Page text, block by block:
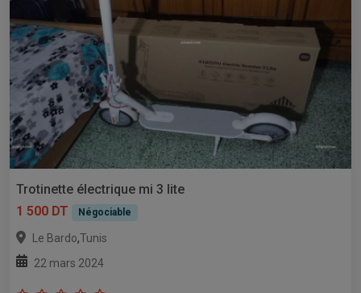
Trotinette électrique mi 3 lite
1 500 DT
Négociable
Le Bardo,Tunis
22 mars 2024